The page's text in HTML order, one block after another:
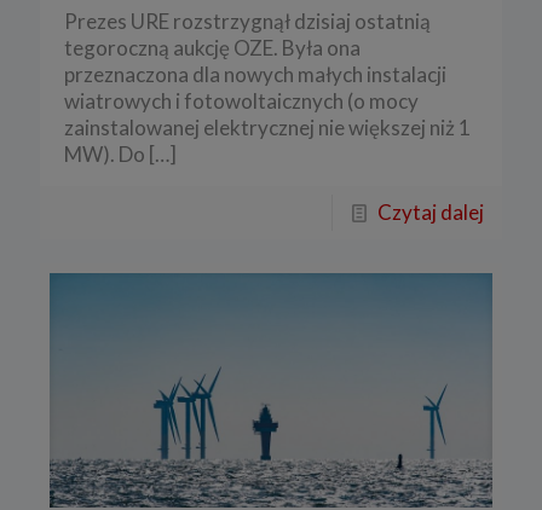
Prezes URE rozstrzygnął dzisiaj ostatnią
tegoroczną aukcję OZE. Była ona
przeznaczona dla nowych małych instalacji
wiatrowych i fotowoltaicznych (o mocy
zainstalowanej elektrycznej nie większej niż 1
MW). Do […]
Czytaj dalej